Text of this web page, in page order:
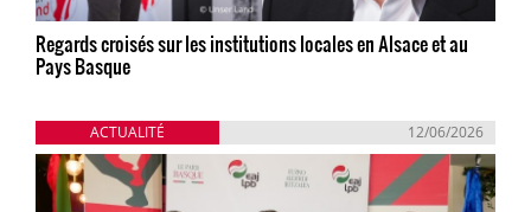
Regards croisés sur les institutions locales en Alsace et au
Pays Basque
ACTUALITÉ 12/06/2026